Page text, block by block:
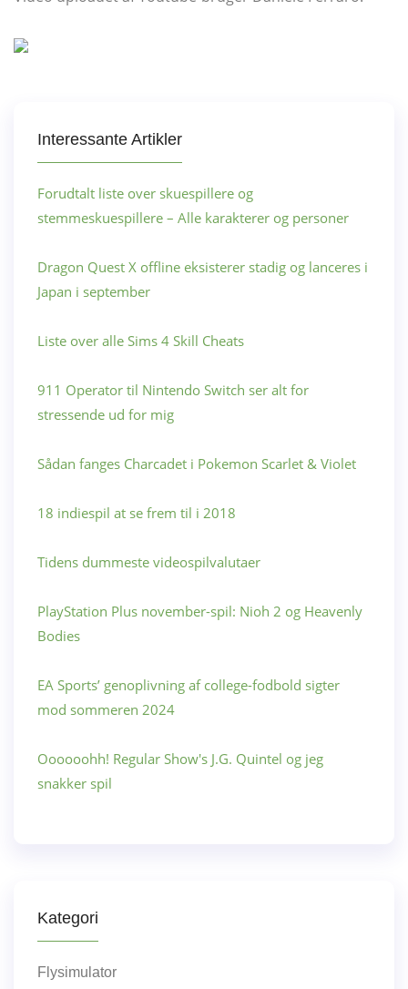
Interessante Artikler
Forudtalt liste over skuespillere og
stemmeskuespillere – Alle karakterer og personer
Dragon Quest X offline eksisterer stadig og lanceres i
Japan i september
Liste over alle Sims 4 Skill Cheats
911 Operator til Nintendo Switch ser alt for
stressende ud for mig
Sådan fanges Charcadet i Pokemon Scarlet & Violet
18 indiespil at se frem til i 2018
Tidens dummeste videospilvalutaer
PlayStation Plus november-spil: Nioh 2 og Heavenly
Bodies
EA Sports’ genoplivning af college-fodbold sigter
mod sommeren 2024
Oooooohh! Regular Show's J.G. Quintel og jeg
snakker spil
Kategori
Flysimulator